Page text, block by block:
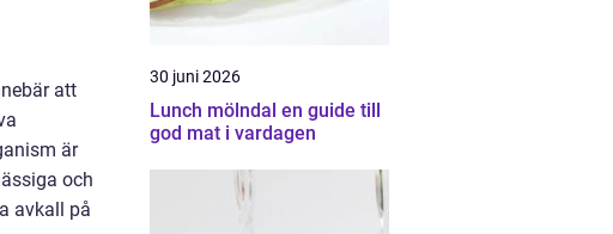
att
är
och
avkall på
30 juni 2026
Lunch mölndal en guide till
god mat i vardagen